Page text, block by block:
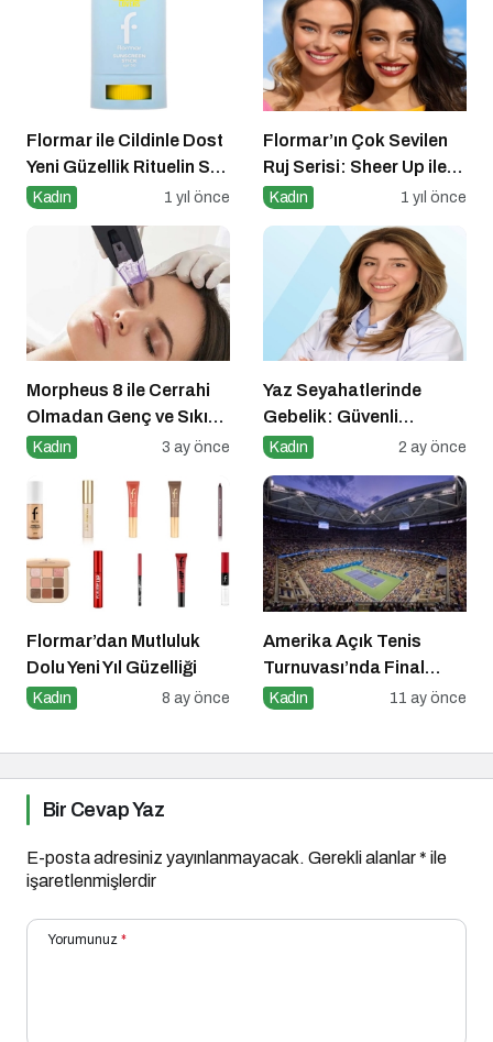
Flormar ile Cildinle Dost
Yeni Güzellik Rituelin Sun
Lovers
Kadın 1 yıl önce
Flormar’ın Çok Sevilen
Ruj Serisi: Sheer Up ile
Gülümse
Kadın 1 yıl önce
Morpheus 8 ile Cerrahi
Olmadan Genç ve Sıkı
Bir Cilt Mümkün
Kadın 3 ay önce
Yaz Seyahatlerinde
Gebelik: Güvenli
Yolculuk İçin 7 Altın
Kadın 2 ay önce
Flormar’dan Mutluluk
Dolu Yeni Yıl Güzelliği
Kadın 8 ay önce
Amerika Açık Tenis
Turnuvası’nda Final
Heyecanı Eurosport’ta!
Kadın 11 ay önce
Bir Cevap Yaz
E-posta adresiniz yayınlanmayacak. Gerekli alanlar* ile
işaretlenmişlerdir
Yorumunuz *